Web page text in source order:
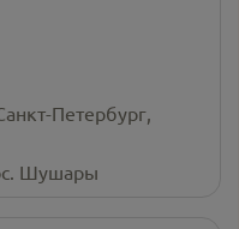
Петербург,
Шушары